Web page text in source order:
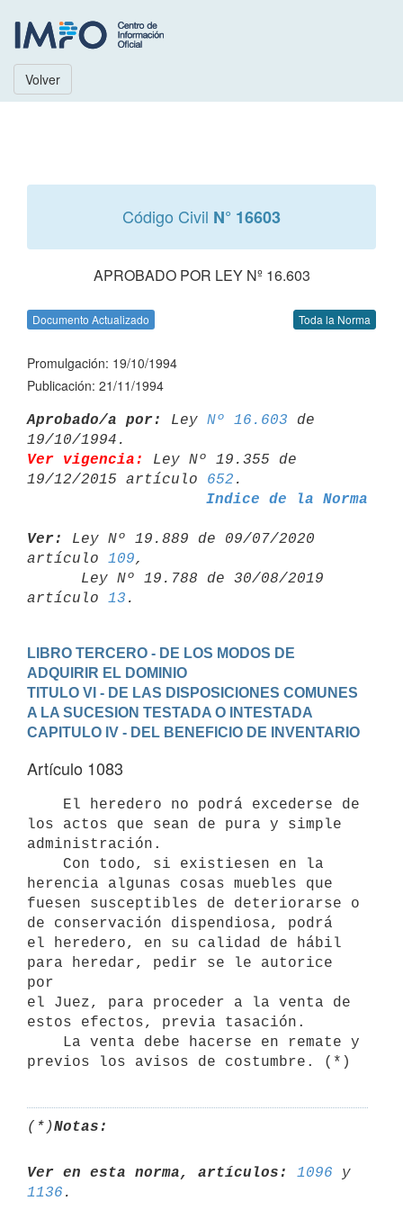
Volver
Código Civil N° 16603
APROBADO POR LEY Nº 16.603
Documento Actualizado Toda la Norma
Promulgación: 19/10/1994
Publicación: 21/11/1994
Aprobado/a por: Ley Nº 16.603 de
Ver vigencia:
Ley Nº 19.355 de
19/12/2015 artículo 652
Indice de la Norma
Ver:
Ley Nº 19.889 de 09/07/2020
artículo 109,
artículo 13
LIBRO TERCERO - DE LOS MODOS DE
ADQUIRIR EL DOMINIO
TITULO VI - DE LAS DISPOSICIONES COMUNES
A LA SUCESION TESTADA O INTESTADA
CAPITULO IV - DEL BENEFICIO DE INVENTARIO
Artículo 1083
los actos que sean de pura y simple
administración.
herencia algunas cosas muebles que
fuesen susceptibles de deteriorarse o
de conservación dispendiosa, podrá
el heredero, en su calidad de hábil
para heredar, pedir se le autorice
por
el Juez, para proceder a la venta de
estos efectos, previa tasación.
(*)Notas:
Ver en esta norma, artículos: 1096
1136